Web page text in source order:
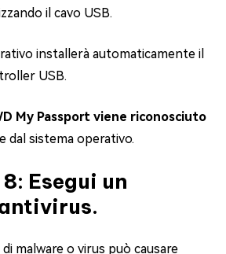
il cavo USB.
installerà automaticamente il
USB.
My Passport viene riconosciuto
dal sistema operativo.
Esegui un
malware o virus può causare